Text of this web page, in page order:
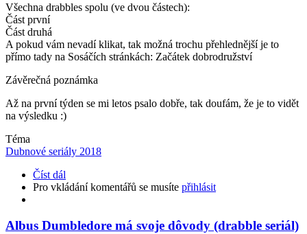
Všechna drabbles spolu (ve dvou částech):
Část první
Část druhá
A pokud vám nevadí klikat, tak možná trochu přehlednější je to
přímo tady na Sosáčích stránkách: Začátek dobrodružství
Závěrečná poznámka
Až na první týden se mi letos psalo dobře, tak doufám, že je to vidět
na výsledku :)
Téma
Dubnové seriály 2018
Číst dál
Pro vkládání komentářů se musíte přihlásit
Albus Dumbledore má svoje dôvody (drabble seriál)